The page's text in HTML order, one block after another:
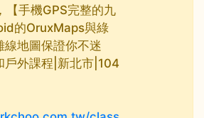
手機GPS完整的九
的OruxMaps與綠
線地圖保證你不迷
戶外課程|新北市|104